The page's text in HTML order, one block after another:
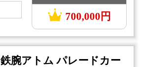
700,000円
鉄腕アトム パレードカー